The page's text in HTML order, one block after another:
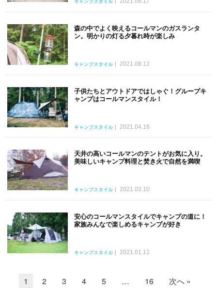
キャンプスタイル
森の中でよく映えるコールマンのガスランタ
ン。明かりの灯る夕暮れ時が楽しみ
キャンプスタイル 2021.08.12
子供たちとアウトドアではしゃぐ！グループキ
ャンプはコールマンスタイル！
キャンプスタイル 2021.04.16
天井の高いコールマンのテントがお気に入り。
美味しいキャンプ料理と焚き火で自然を満喫
キャンプスタイル 2021.03.10
安心のコールマンスタイルでキャンプの道に！
家族みんなで楽しめるキャンプが好き
キャンプスタイル 2021.01.11
1 2 3 4 5 … 16 次へ »